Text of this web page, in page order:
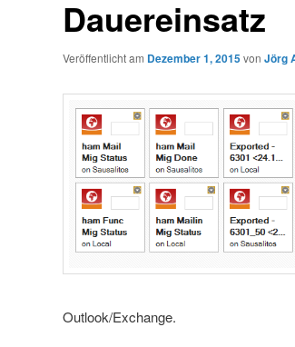
Dauereinsatz
Veröffentlicht am Dezember 1, 2015von Jörg
Outlook/Exchange.